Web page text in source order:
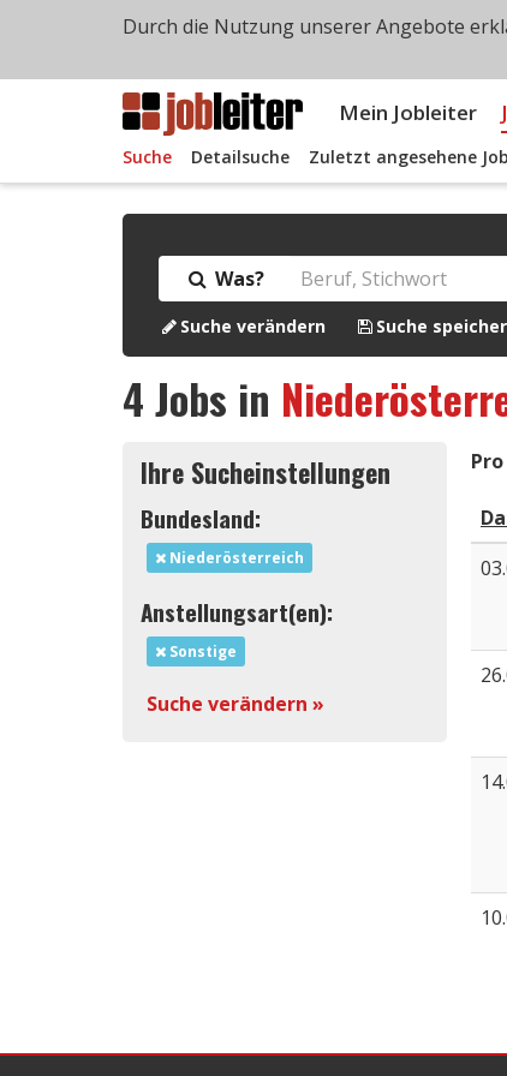
Mein Jobleiter
Suche Detailsuche Zuletzt angesehene
Was?
Suche verändern Suche
4Jobs in
Ihre Sucheinstellungen
Bundesland:
Niederösterreich
Anstellungsart(en):
Sonstige
Suche verändern »
Durch die Nutzung unserer Angebote